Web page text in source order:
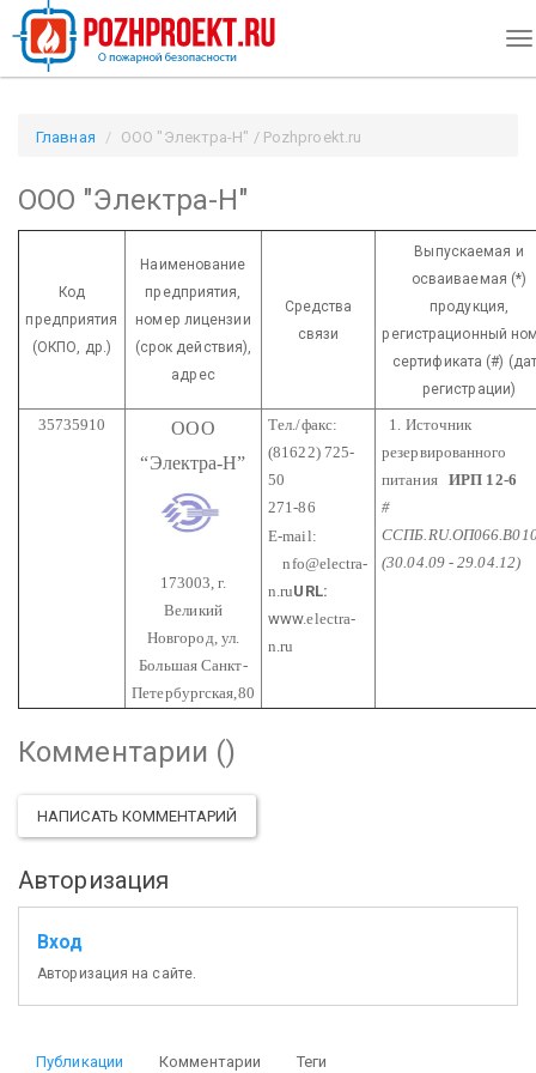
Главная ООО "Электра-Н" / Pozhproekt.ru
ООО "Электра-Н"
Код
предприятия
(ОКПО, др.)
Наименование
предприятия,
номер лицензии
(срок действия),
адрес
Средства
связи
Выпускаемая и
осваиваемая (*)
продукция,
регистрационный
сертификата (#)
регистрации)
35735910
ООО
“Электра-Н”
173003, г.
Великий
Новгород, ул.
Большая Санкт-
Петербургская,80
Тел./факс:
(81622) 725-
50
271-86
E-mail:
nfo@electra-
n.ruURL:
www.electra-
n.ru
1. Источник
резервированного
питания ИРП 12-6
#
(30.04.09 - 29.04.12)
Комментарии ()
НАПИСАТЬ КОММЕНТАРИЙ
Авторизация
Вход
Авторизация на сайте.
Публикации Комментарии Теги